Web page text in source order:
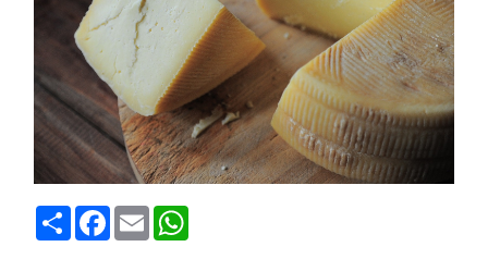
CondividiFacebook
Email